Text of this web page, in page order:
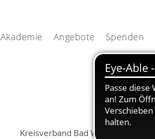
Akademie Angebote Spenden
Kreisverband Bad Wildungen